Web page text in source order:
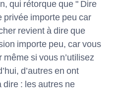
qui rétorque que " Dire
privée importe peu car
revient à dire que
importe peu, car vous
même si vous n’utilisez
d’autres en ont
: les autres ne